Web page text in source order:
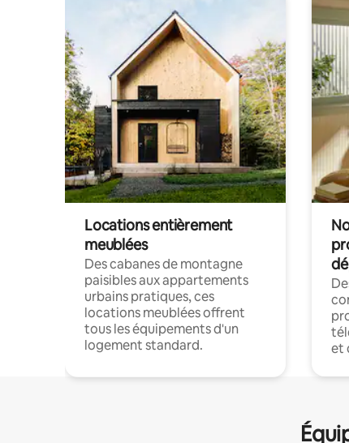
Locations entièrement
meublées
Des cabanes de montagne
paisibles aux appartements
urbains pratiques, ces
locations meublées offrent
tous les équipements d'un
logement standard.
et